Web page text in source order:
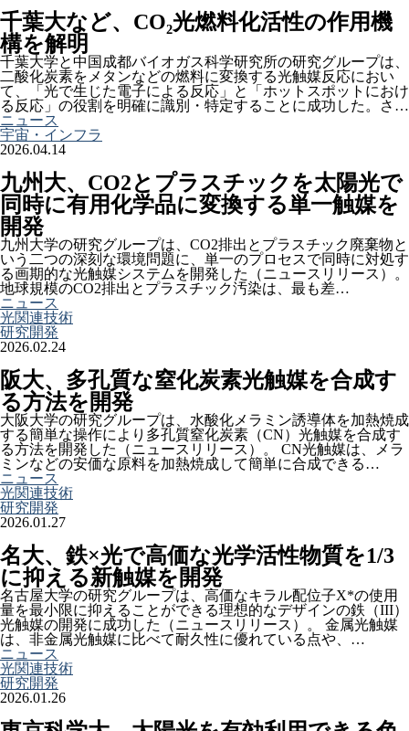
千葉大など、CO₂光燃料化活性の作用機
構を解明
千葉大学と中国成都バイオガス科学研究所の研究グループは、
二酸化炭素をメタンなどの燃料に変換する光触媒反応におい
て、「光で生じた電子による反応」と「ホットスポットにおけ
る反応」の役割を明確に識別・特定することに成功した。さ…
ニュース
宇宙・インフラ
2026.04.14
九州大、CO2とプラスチックを太陽光で
同時に有用化学品に変換する単一触媒を
開発
九州大学の研究グループは、CO2排出とプラスチック廃棄物と
いう二つの深刻な環境問題に、単一のプロセスで同時に対処す
る画期的な光触媒システムを開発した（ニュースリリース）。
地球規模のCO2排出とプラスチック汚染は、最も差…
ニュース
光関連技術
研究開発
2026.02.24
阪大、多孔質な窒化炭素光触媒を合成す
る方法を開発
大阪大学の研究グループは、水酸化メラミン誘導体を加熱焼成
する簡単な操作により多孔質窒化炭素（CN）光触媒を合成す
る方法を開発した（ニュースリリース）。 CN光触媒は、メラ
ミンなどの安価な原料を加熱焼成して簡単に合成できる…
ニュース
光関連技術
研究開発
2026.01.27
名大、鉄×光で高価な光学活性物質を1/3
に抑える新触媒を開発
名古屋大学の研究グループは、高価なキラル配位子X*の使用
量を最小限に抑えることができる理想的なデザインの鉄（III）
光触媒の開発に成功した（ニュースリリース）。 金属光触媒
は、非金属光触媒に比べて耐久性に優れている点や、…
ニュース
光関連技術
研究開発
2026.01.26